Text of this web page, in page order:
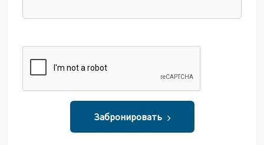
Забронировать